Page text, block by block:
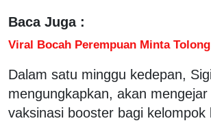
Baca Juga :
Viral Bocah Perempuan Minta
Dalam satu minggu kedepan,
mengungkapkan, akan
vaksinasi booster bagi kelompok